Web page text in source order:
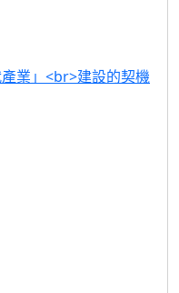
業」<br>建設的契機